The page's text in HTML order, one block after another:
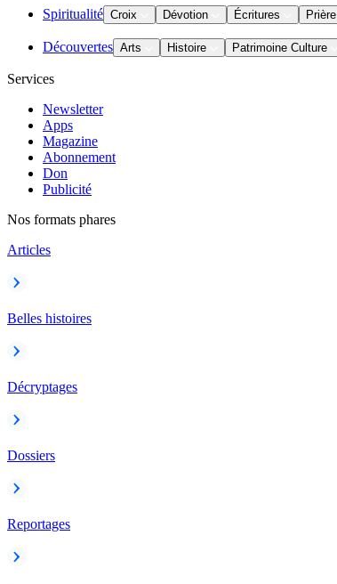
Spiritualité Croix Dévotion Écritures Prière
Découvertes Arts Histoire Patrimoine Culture
Services
Newsletter
Apps
Magazine
Abonnement
Don
Publicité
Nos formats phares
Articles
Belles histoires
Décryptages
Dossiers
Reportages